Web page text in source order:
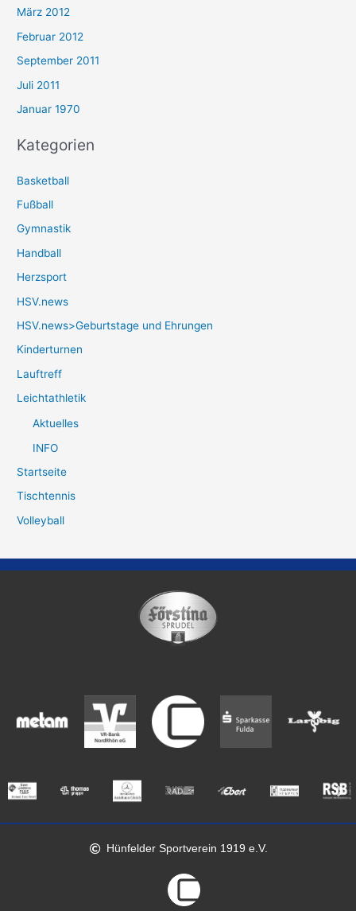
März 2012
Februar 2012
September 2011
Juli 2011
Januar 1970
Kategorien
Basketball
Fußball
Gymnastik
Handball
Herzsport
HSV.news
HSV.news>Geburtstage und Ehrungen
Kinderturnen
Lauftreff
Leichtathletik
Aktuelles
INFO
Startseite
Tischtennis
Volleyball
Hünfelder Sportverein 1919 e.V.